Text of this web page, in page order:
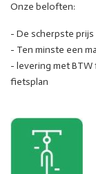
Onze beloften:
- De scherpste
- Ten minste een
- levering met
fietsplan